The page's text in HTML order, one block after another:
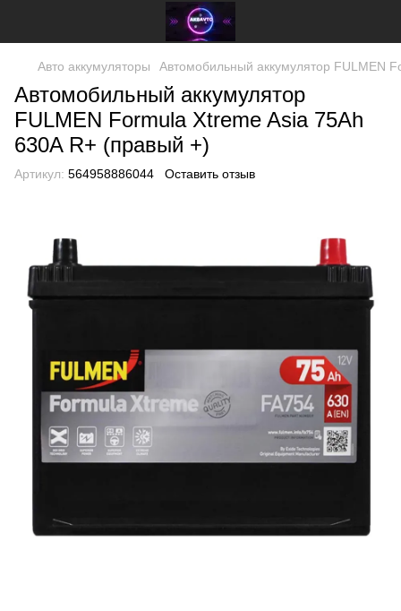
Авто аккумуляторы Автомобильный аккумулятор FULMEN
Автомобильный аккумулятор
FULMEN Formula Xtreme Asia 75Ah
630A R+ (правый +)
Артикул: 564958886044 Оставить отзыв